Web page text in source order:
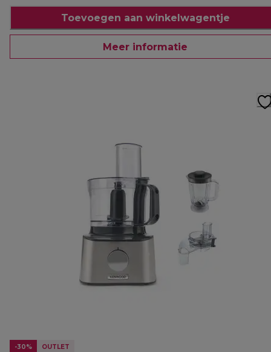
Toevoegen aan winkelwagentje
Meer informatie
-30% OUTLET